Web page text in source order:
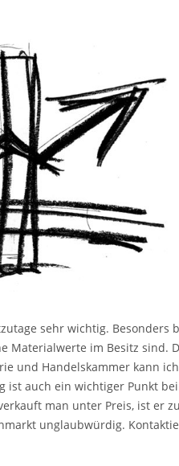
sehr wichtig. Besonders
Materialwerte im Besitz sind.
und Handelskammer kann
ist auch ein wichtiger Punkt
man unter Preis, ist er
unglaubwürdig.